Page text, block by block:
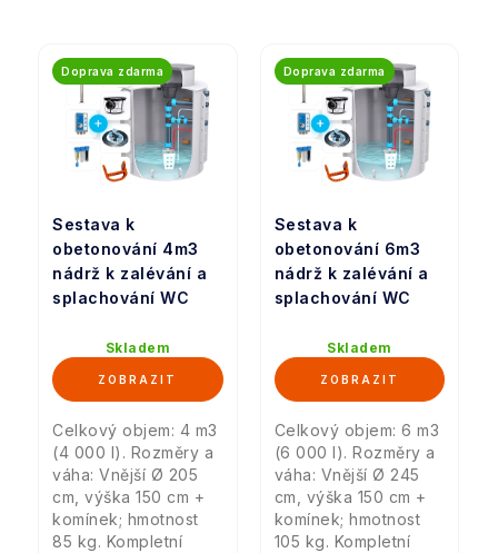
Sestava k
obetonování 4m3
nádrž k zalévání a
splachování WC
Doprava zdarma
Skladem
Celkový objem: 4 m3
(4 000 l). Rozměry a
váha: Vnější Ø 205
cm, výška 150 cm +
komínek; hmotnost
85 kg. Kompletní
Sestava k
obetonování 6m3
nádrž k zalévání a
splachování WC
Doprava zdarma
Skladem
Celkový objem: 6 m3
(6 000 l). Rozměry a
váha: Vnější Ø 245
cm, výška 150 cm +
komínek; hmotnost
105 kg. Kompletní